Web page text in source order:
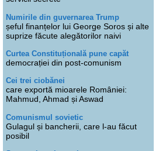
Numirile din guvernarea Trump
șeful finanțelor lui George Soros și alte
suprize făcute alegătorilor naivi
Curtea Constituțională pune capăt
democrației din post-comunism
Cei trei ciobănei
care exportă mioarele României:
Mahmud, Ahmad și Aswad
Comunismul sovietic
Gulagul și bancherii, care l-au făcut
posibil